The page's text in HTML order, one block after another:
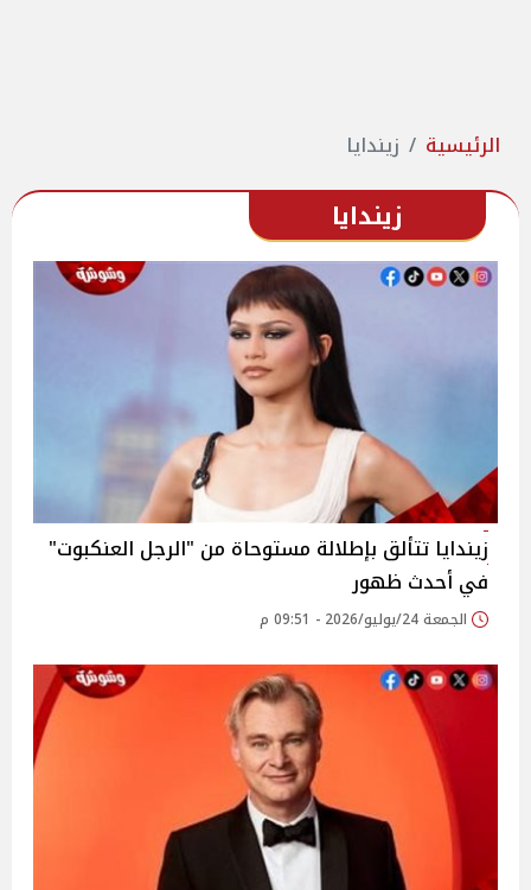
الرئيسية زيندايا
زيندايا
زيندايا تتألق بإطلالة مستوحاة من "الرجل العنكبوت"
في أحدث ظهور
الجمعة 24/يوليو/2026 - 09:51 م